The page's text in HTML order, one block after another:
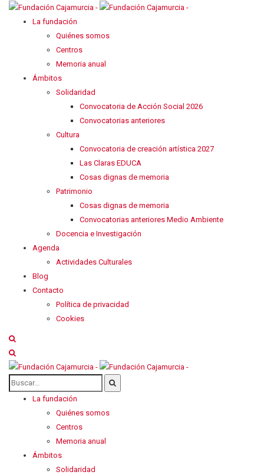
La fundación
Quiénes somos
Centros
Memoria anual
Ámbitos
Solidaridad
Convocatoria de Acción Social 2026
Convocatorias anteriores
Cultura
Convocatoria de creación artística 2027
Las Claras EDUCA
Cosas dignas de memoria
Patrimonio
Cosas dignas de memoria
Convocatorias anteriores Medio Ambiente
Docencia e Investigación
Agenda
Actividades Culturales
Blog
Contacto
Política de privacidad
Cookies
La fundación
Quiénes somos
Centros
Memoria anual
Ámbitos
Solidaridad